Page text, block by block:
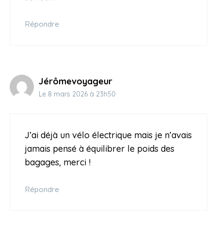
Répondre
Jérômevoyageur
Le 8 mars 2026 à 23h50
J’ai déjà un vélo électrique mais je n’avais
jamais pensé à équilibrer le poids des
bagages, merci !
Répondre